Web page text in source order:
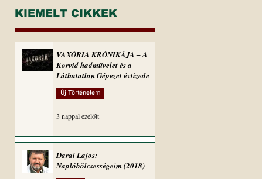
KIEMELT CIKKEK
VAXÓRIA KRÓNIKÁJA ‒ A
Korvid hadművelet és a
Láthatatlan Gépezet évtizede
Új Történelem
3 nappal ezelőtt
Darai Lajos:
Naplóbölcsességeim (2018)